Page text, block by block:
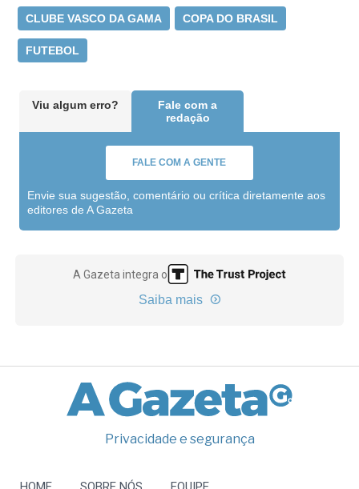
CLUBE VASCO DA GAMA COPA DO BRASIL
FUTEBOL
Viu algum erro?
Fale com a
redação
FALE COM A GENTE
Envie sua sugestão, comentário ou crítica diretamente aos
editores de A Gazeta
A Gazeta integra o
Saiba mais
Privacidade e segurança